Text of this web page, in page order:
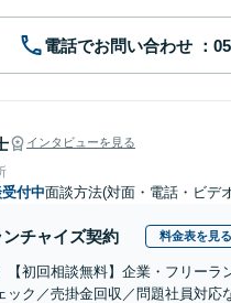
電話でお問い合わせ
インタビューを見る
付中面談方法(対面・電話・ビデ
チャイズ契約 料金表を見る
【初回相談無料】企業・フリー
ック／売掛金回収／問題社員対